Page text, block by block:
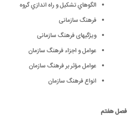
الگوهاي تشكيل و راه اندازي گروه
فرهنگ سازمانی
ویژگیهای فرهنگ سازمانی
عوامل و اجزاء فرهنگ سازمان
عوامل مؤثر بر فرهنگ سازمان
انواع فرهنگ سازمان
فصل هفتم